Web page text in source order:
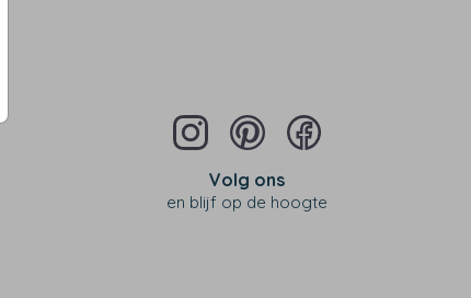
Volg ons
en blijf op de hoogte